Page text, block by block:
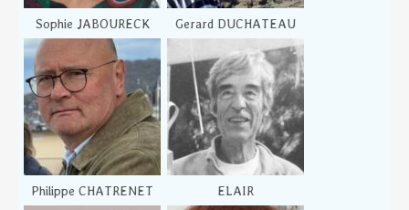
Sophie JABOURECK Gerard DUCHATEAU
Philippe CHATRENET ELAIR